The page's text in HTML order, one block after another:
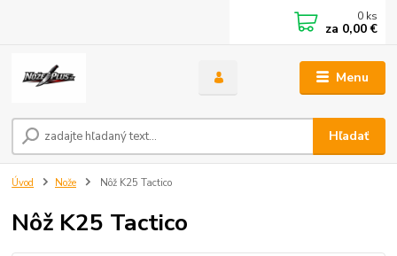
Menu
Hľadať
0 ks
za 0,00 €
Úvod Nože Nôž K25 Tactico
Nôž K25 Tactico